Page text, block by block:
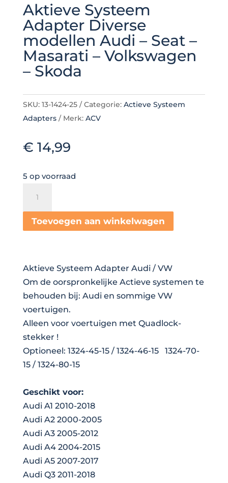
Aktieve Systeem
Adapter Diverse
modellen Audi – Seat –
Masarati – Volkswagen
– Skoda
SKU: 13-1424-25 Categorie: Actieve Systeem
Adapters
Merk: ACV
€ 14,99
5 op voorraad
Adapter
Diverse
-
Seat
-
Masarati
-
Volkswagen
-
Skoda
Toevoegen aan winkelwagen
Aktieve Systeem Adapter Audi / VW
Om de oorspronkelijke Actieve systemen te
behouden bij: Audi en sommige VW
voertuigen.
Alleen voor voertuigen met Quadlock-
stekker !
Optioneel: 1324-45-15 / 1324-46-15 1324-70-
15 / 1324-80-15
Geschikt voor:
Audi A1 2010-2018
Audi A2 2000-2005
Audi A3 2005-2012
Audi A4 2004-2015
Audi A5 2007-2017
Audi Q3 2011-2018